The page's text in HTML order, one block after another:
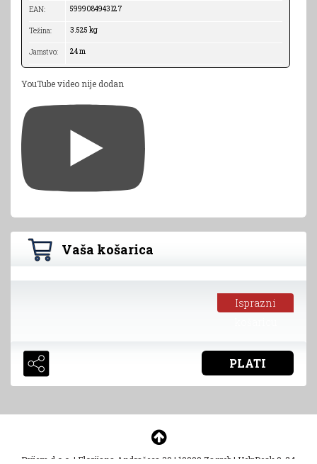
EAN: 5999084943127
Težina: 3.525 kg
Jamstvo: 24 m
YouTube video nije dodan
Vaša košarica
Isprazni
PLATI
Prijem d.o.o. | Florijana Andrašeca 30 | 10000 Zagreb | HelpDesk 0-24